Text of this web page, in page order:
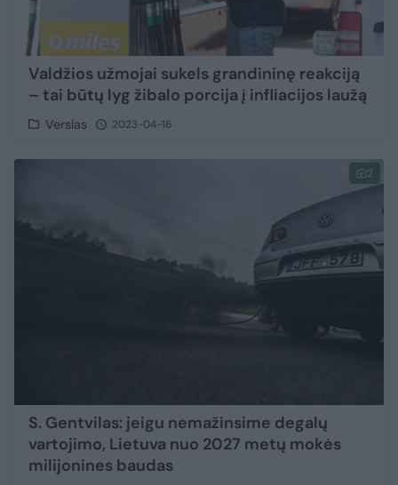
Valdžios užmojai sukels grandininę reakciją
– tai būtų lyg žibalo porcija į infliacijos laužą
Verslas 2023-04-16
2
S. Gentvilas: jeigu nemažinsime degalų
vartojimo, Lietuva nuo 2027 metų mokės
milijonines baudas